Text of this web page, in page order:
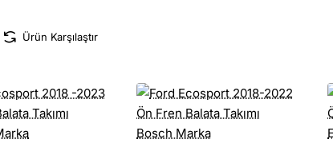
Ürün Karşılaştır